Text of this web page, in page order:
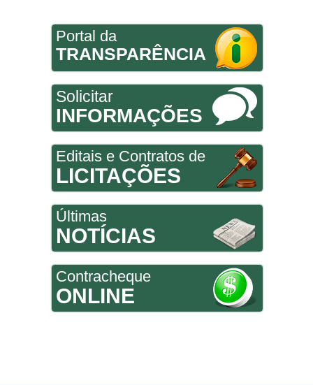
Portal da
TRANSPARÊNCIA
Solicitar
INFORMAÇÕES
Editais e Contratos de
LICITAÇÕES
Últimas
NOTÍCIAS
Contracheque
ONLINE